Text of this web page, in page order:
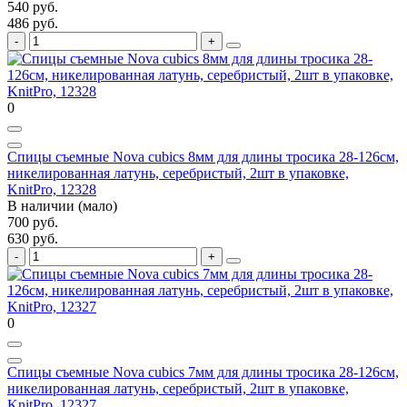
540 руб.
486 руб.
0
Спицы съемные Nova cubics 8мм для длины тросика 28-126см,
никелированная латунь, серебристый, 2шт в упаковке,
KnitPro, 12328
В наличии (мало)
700 руб.
630 руб.
0
Спицы съемные Nova cubics 7мм для длины тросика 28-126см,
никелированная латунь, серебристый, 2шт в упаковке,